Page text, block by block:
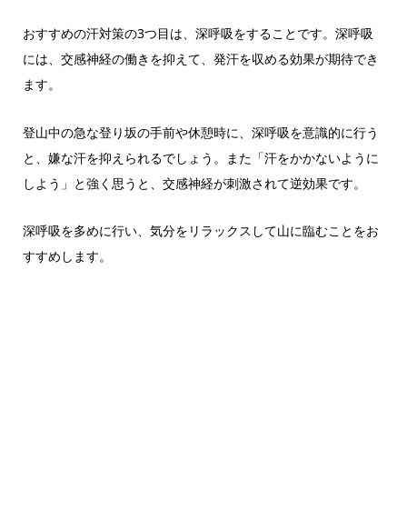
おすすめの汗対策の3つ目は、深呼吸をすることです。深呼吸
には、交感神経の働きを抑えて、発汗を収める効果が期待でき
ます。
登山中の急な登り坂の手前や休憩時に、深呼吸を意識的に行う
と、嫌な汗を抑えられるでしょう。また「汗をかかないように
しよう」と強く思うと、交感神経が刺激されて逆効果です。
深呼吸を多めに行い、気分をリラックスして山に臨むことをお
すすめします。